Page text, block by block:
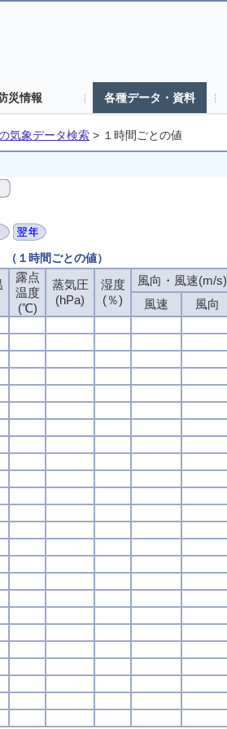
災情報 各種データ・資料
気象データ検索 > １時間ごとの値
１時間ごとの値）
露点
温度
(℃)
蒸気圧
(hPa)
湿度
(％)
風向・風速(m/s)
風速 風向